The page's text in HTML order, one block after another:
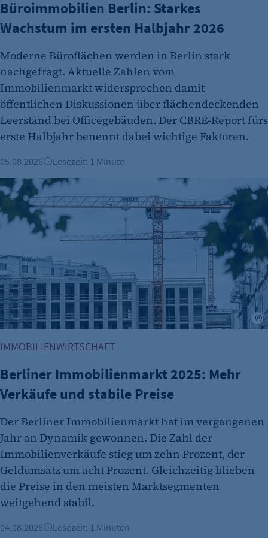
etracker Analytics
Name:
Anbieter:
Cookie Erkennung
Cookie Laufzeit:
2 Jahre
Name:
et_allow_cookies
etracker GmbH
Zweck:
Cookie Laufzeit:
480 Tage
etracker Analytics
Name:
isSdEnabled
etracker GmbH
Erkennung, ob bei dem Besucher die
Büroimmobilien Berlin: Starkes
Wachstum im ersten Halbjahr 2026
Moderne Büroflächen werden in Berlin stark
nachgefragt. Aktuelle Zahlen vom
Immobilienmarkt widersprechen damit
öffentlichen Diskussionen über flächendeckenden
Leerstand bei Officegebäuden. Der CBRE-Report fürs
erste Halbjahr benennt dabei wichtige Faktoren.
05.08.2026 Lesezeit: 1 Minute
Berliner Immobilienmarkt 2025: Mehr Verkäufe und stabile
IMMOBILIENWIRTSCHAFT
Berliner Immobilienmarkt 2025: Mehr
Verkäufe und stabile Preise
Der Berliner Immobilienmarkt hat im vergangenen
Jahr an Dynamik gewonnen. Die Zahl der
Immobilienverkäufe stieg um zehn Prozent, der
Geldumsatz um acht Prozent. Gleichzeitig blieben
die Preise in den meisten Marktsegmenten
weitgehend stabil.
04.08.2026 Lesezeit: 1 Minuten